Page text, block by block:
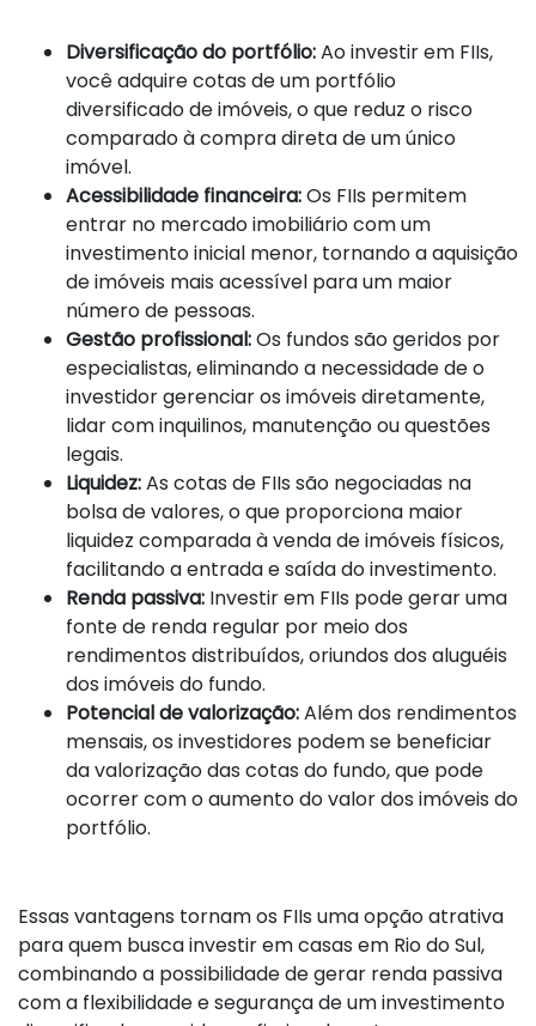
Diversificação do portfólio:Ao investir em FIIs,
você adquire cotas de um portfólio
diversificado de imóveis, o que reduz o risco
comparado à compra direta de um único
imóvel.
Acessibilidade financeira:Os FIIs permitem
entrar no mercado imobiliário com um
investimento inicial menor, tornando a aquisição
de imóveis mais acessível para um maior
número de pessoas.
Gestão profissional:Os fundos são geridos por
especialistas, eliminando a necessidade de o
investidor gerenciar os imóveis diretamente,
lidar com inquilinos, manutenção ou questões
legais.
Liquidez:As cotas de FIIs são negociadas na
bolsa de valores, o que proporciona maior
liquidez comparada à venda de imóveis físicos,
facilitando a entrada e saída do investimento.
Renda passiva: Investir em FIIs pode gerar uma
fonte de renda regular por meio dos
rendimentos distribuídos, oriundos dos aluguéis
dos imóveis do fundo.
Potencial de valorização:Além dos rendimentos
mensais, os investidores podem se beneficiar
da valorização das cotas do fundo, que pode
ocorrer com o aumento do valor dos imóveis do
portfólio.
Essas vantagens tornam os FIIs uma opção atrativa
para quem busca investir em casas em Rio do Sul,
combinando a possibilidade de gerar renda passiva
com a flexibilidade e segurança de um investimento